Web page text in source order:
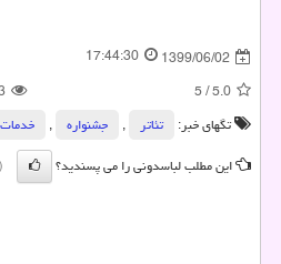
1399/06/02
17:44:30
5.0
/
5
تگهای خبر:
تئاتر , جشنواره , خدمات
این مطلب لباسدونی را می پسندید؟
(1)